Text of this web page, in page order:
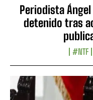
Periodista
detenido tras
#NTF